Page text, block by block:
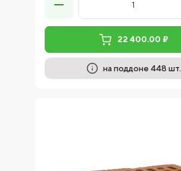
22 400.00 ₽
на поддоне 448 шт.